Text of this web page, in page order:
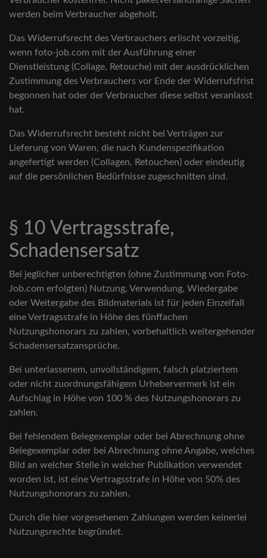
werden beim Verbraucher abgeholt.
Das Widerrufsrecht des Verbrauchers erlischt vorzeitig,
wenn foto-job.com mit der Ausführung einer
Dienstleistung (Collage, Retouche) mit der ausdrücklichen
Zustimmung des Verbrauchers vor Ende der Widerrufsfrist
begonnen hat oder der Verbraucher diese selbst veranlasst
hat.
Das Widerrufsrecht besteht nicht bei Verträgen zur
Lieferung von Waren, die nach Kundenspezifikation
angefertigt werden (Collagen, Retouchen) oder eindeutig
auf die persönlichen Bedürfnisse zugeschnitten sind.
§ 10 Vertragsstrafe,
Schadensersatz
Bei jeglicher unberechtigten (ohne Zustimmung von Foto-
Job.com erfolgten) Nutzung, Verwendung, Wiedergabe
oder Weitergabe des Bildmaterials ist für jeden Einzelfall
eine Vertragsstrafe in Höhe des fünffachen
Nutzungshonorars zu zahlen, vorbehaltlich weitergehender
Schadensersatzansprüche.
Bei unterlassenem, unvollständigem, falsch platziertem
oder nicht zuordnungsfähigem Urhebervermerk ist ein
Aufschlag in Höhe von 100 % des Nutzungshonorars zu
zahlen.
Bei fehlendem Belegexemplar oder bei Abrechnung ohne
Belegexemplar oder bei Abrechnung ohne Angabe, welches
Bild an welcher Stelle in welcher Publikation verwendet
worden ist, ist eine Vertragsstrafe in Höhe von 50% des
Nutzungshonorars zu zahlen.
Durch die hier vorgesehenen Zahlungen werden keinerlei
Nutzungsrechte begründet.